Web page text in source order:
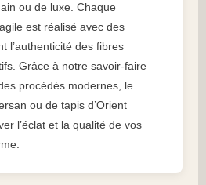
ou de luxe. Chaque
est réalisé avec des
l’authenticité des fibres
Grâce à notre savoir-faire
procédés modernes, le
ou de tapis d’Orient
l’éclat et la qualité de vos